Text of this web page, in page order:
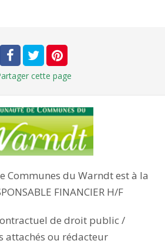
cette page
Communes du Warndt est à la
FINANCIER H/F
de droit public /
attachés ou rédacteur